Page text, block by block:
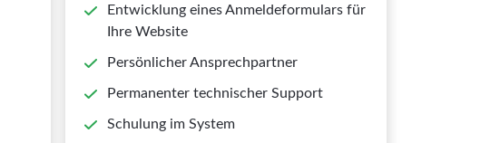
Entwicklung eines Anmeldeformulars für
Ihre Website
Persönlicher Ansprechpartner
Permanenter technischer Support
Schulung im System